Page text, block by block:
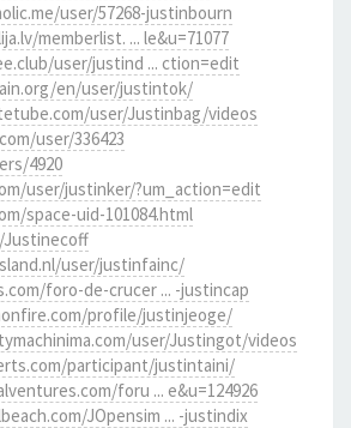
user/57268-justinbourn
memberlist. ... le&u=71077
user/justind ... ction=edit
en/user/justintok/
user/Justinbag/videos
user/336423
4920
user/justinker/?um_action=edit
space-uid-101084.html
user/justinfainc/
foro-de-crucer ... -justincap
profile/justinjeoge/
user/Justingot/videos
participant/justintaini/
foru ... e&u=124926
JOpensim ... -justindix